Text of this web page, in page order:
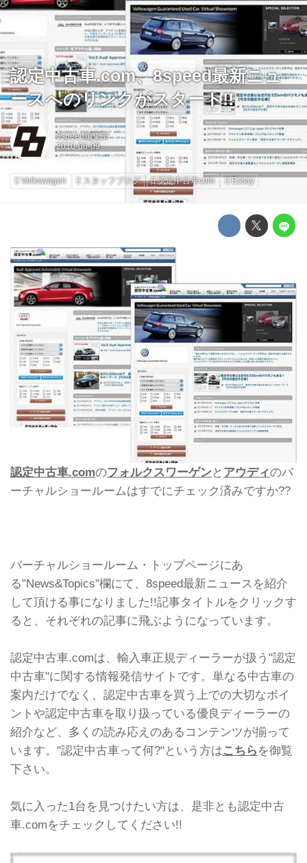
認定中古車.com、8speed最新ニュ
ースへのリンクがスタート!!
8speed編集部
Volkswagen スタッフブログ 認定中古車com Essay
認定中古車.comのフォルクスワーゲンと アウディのバ
ーチャルショールームはすでにチェック済みですか??
バーチャルショールーム・トップページにあ
る"News&Topics"欄にて、8speed最新ニュースを紹介
して頂ける事になりました!!記事タイトルをクリックす
ると、それぞれの記事に飛ぶようになっています。
認定中古車.comは、輸入車正規ディーラーが扱う"認定
中古車"に関する情報発信サイトです。単なる中古車の
案内だけでなく、認定中古車を買う上での大切なポイ
ントや認定中古車を取り扱っている優良ディーラーの
紹介など、多くの読み応えのあるコンテンツが揃って
います。"認定中古車って何?"という方はこちら を御覧
下さい。
気に入った1台を見つけたい方は、是非とも認定中古
車.comをチェックしてください!!